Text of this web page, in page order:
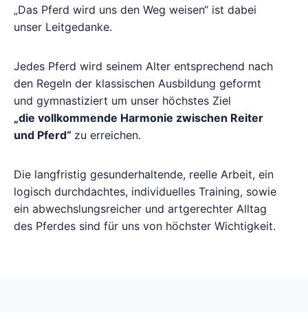
„Das Pferd wird uns den Weg weisen“ ist dabei
unser Leitgedanke.
Jedes Pferd wird seinem Alter entsprechend nach
den Regeln der klassischen Ausbildung geformt
und gymnastiziert um unser höchstes Ziel
„die vollkommende Harmonie zwischen Reiter
und Pferd“ zu erreichen.
Die langfristig gesunderhaltende, reelle Arbeit, ein
logisch durchdachtes, individuelles Training, sowie
ein abwechslungsreicher und artgerechter Alltag
des Pferdes sind für uns von höchster Wichtigkeit.